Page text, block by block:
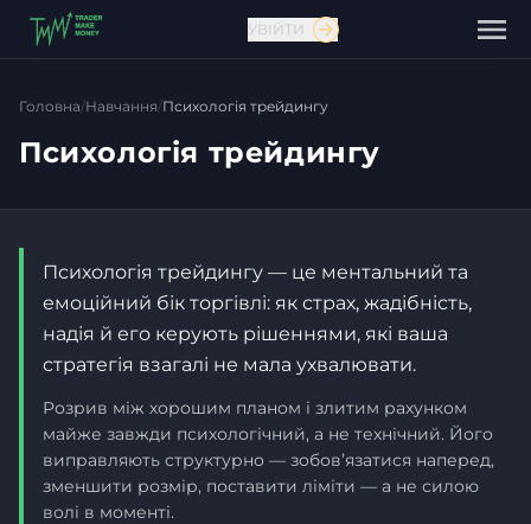
Зв'язатися з нами
УВІЙТИ
Головна/Навчання/Психологія трейдингу
Психологія трейдингу
Психологія трейдингу — це ментальний та
емоційний бік торгівлі: як страх, жадібність,
надія й его керують рішеннями, які ваша
стратегія взагалі не мала ухвалювати.
Розрив між хорошим планом і злитим рахунком
майже завжди психологічний, а не технічний. Його
виправляють структурно — зобов’язатися наперед,
зменшити розмір, поставити ліміти — а не силою
волі в моменті.